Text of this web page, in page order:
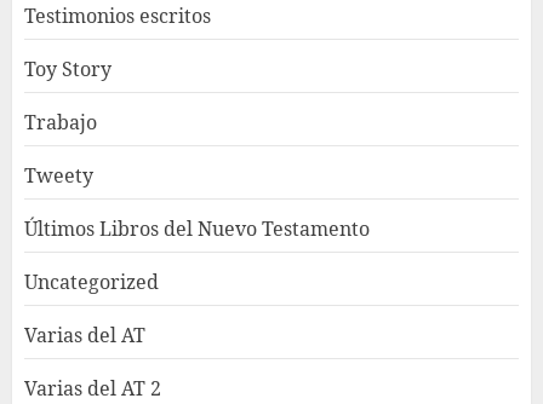
Testimonios escritos
Toy Story
Trabajo
Tweety
Últimos Libros del Nuevo Testamento
Uncategorized
Varias del AT
Varias del AT 2